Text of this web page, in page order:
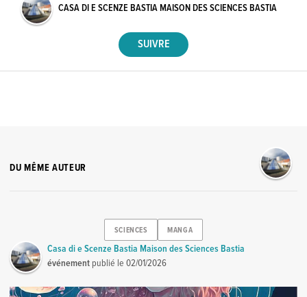
CASA DI E SCENZE BASTIA MAISON DES SCIENCES BASTIA
DU MÊME AUTEUR
SCIENCES MANGA
Casa di e Scenze Bastia Maison des Sciences Bastia
événement publié le02/01/2026